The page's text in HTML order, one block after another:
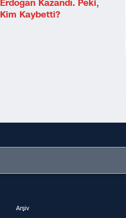
Erdoğan Kazandı. Peki,
Kim Kaybetti?
Arşiv